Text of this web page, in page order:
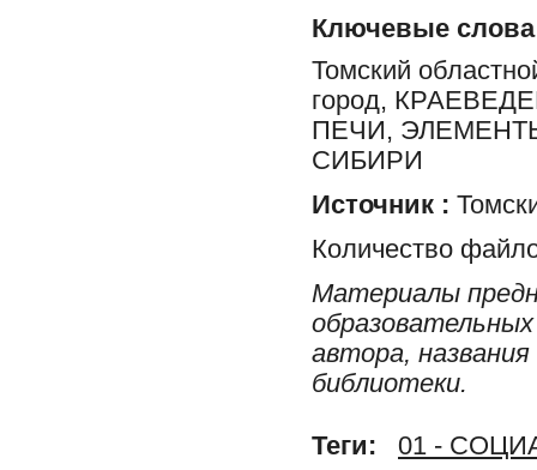
Ключевые слова
Томский
город,
ПЕЧИ,
СИБИРИ
Источник :
Количество
Материалы
автора,
библиотеки.
Теги:
01 -